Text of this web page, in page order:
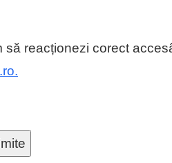
reacționezi corect